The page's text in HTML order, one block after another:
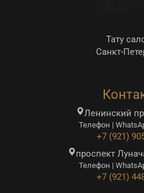
Тату
Санкт-
Ленинский
Телефон |
+7 (921)
проспект
Телефон |
+7 (921)